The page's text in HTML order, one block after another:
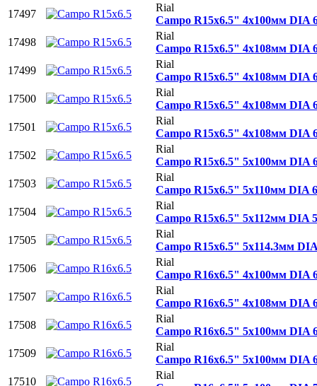
17497
Rial
Campo R15x6.5" 4x100мм DIA
17498
Rial
Campo R15x6.5" 4x108мм DIA
17499
Rial
Campo R15x6.5" 4x108мм DIA
17500
Rial
Campo R15x6.5" 4x108мм DIA
17501
Rial
Campo R15x6.5" 4x108мм DIA
17502
Rial
Campo R15x6.5" 5x100мм DIA
17503
Rial
Campo R15x6.5" 5x110мм DIA
17504
Rial
Campo R15x6.5" 5x112мм DIA
17505
Rial
Campo R15x6.5" 5x114.3мм
17506
Rial
Campo R16x6.5" 4x100мм DIA
17507
Rial
Campo R16x6.5" 4x108мм DIA
17508
Rial
Campo R16x6.5" 5x100мм DIA
17509
Rial
Campo R16x6.5" 5x100мм DIA
17510
Rial